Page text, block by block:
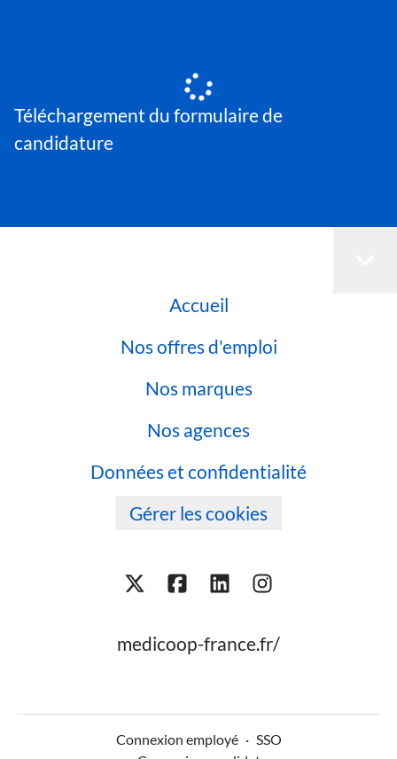
Téléchargement du formulaire de
candidature
Accueil
Nos offres d'emploi
Nos marques
Nos agences
Données et confidentialité
Gérer les cookies
medicoop-france.fr/
Connexion employé · SSO